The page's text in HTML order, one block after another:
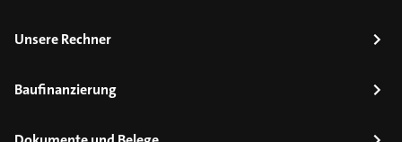
Unsere Rechner
Baufinanzierung